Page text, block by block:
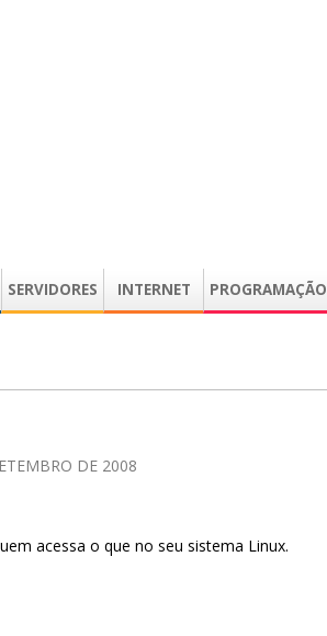
SERVIDORES INTERNET PROGRAMAÇÃO
DE 2008
acessa o que no seu sistema Linux.